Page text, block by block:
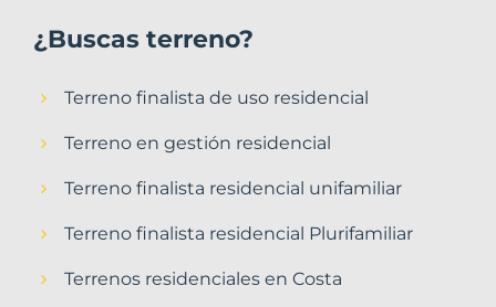
¿Buscas terreno?
Terreno finalista de uso residencial
Terreno en gestión residencial
Terreno finalista residencial unifamiliar
Terreno finalista residencial Plurifamiliar
Terrenos residenciales en Costa